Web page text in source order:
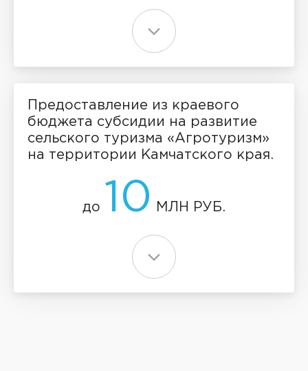
Предоставление из краевого
бюджета субсидии на развитие
сельского туризма «Агротуризм»
на территории Камчатского края.
до 10 МЛН РУБ.